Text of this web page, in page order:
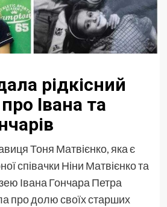
рідкісний
Івана та
Тоня Матвієнко, яка є
співачки Ніни Матвієнко та
Івана Гончара Петра
про долю своїх старших